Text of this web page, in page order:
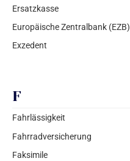
Ersatzkasse
Europäische Zentralbank (EZB)
Exzedent
F
Fahrlässigkeit
Fahrradversicherung
Faksimile